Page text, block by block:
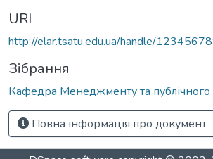
URI
http://elar.tsatu.edu.ua/handle/
Зібрання
Кафедра Менеджменту та публічного
Повна інформація про документ